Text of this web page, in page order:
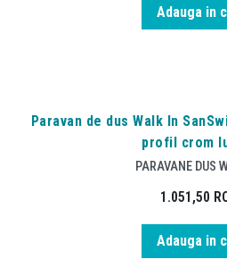
Adauga in
Paravan de dus Walk In
profil crom
PARAVANE DUS
1.051,50
Adauga in